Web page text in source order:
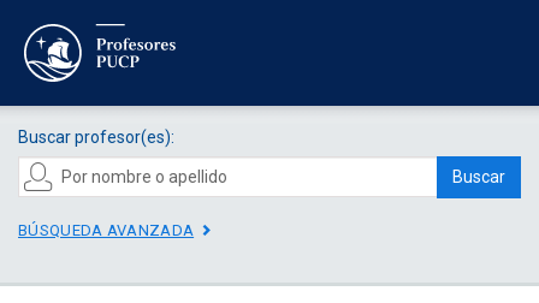
Buscar profesor(es):
Buscar
BÚSQUEDA AVANZADA